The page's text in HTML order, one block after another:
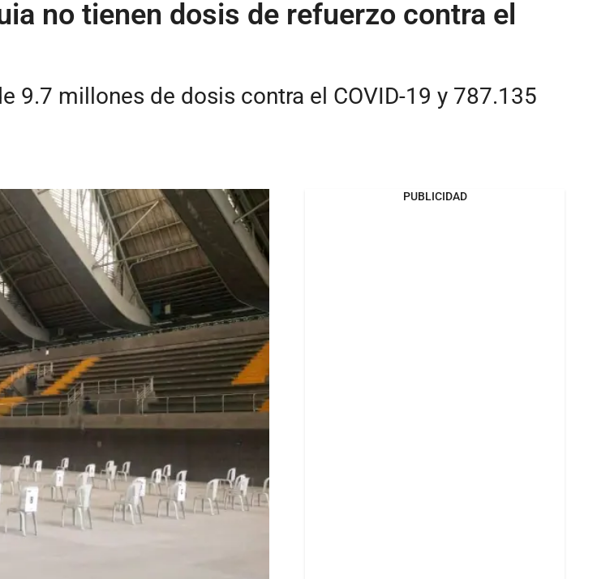
no tienen dosis de refuerzo contra el
9.7 millones de dosis contra el COVID-19 y 787.135
PUBLICIDAD